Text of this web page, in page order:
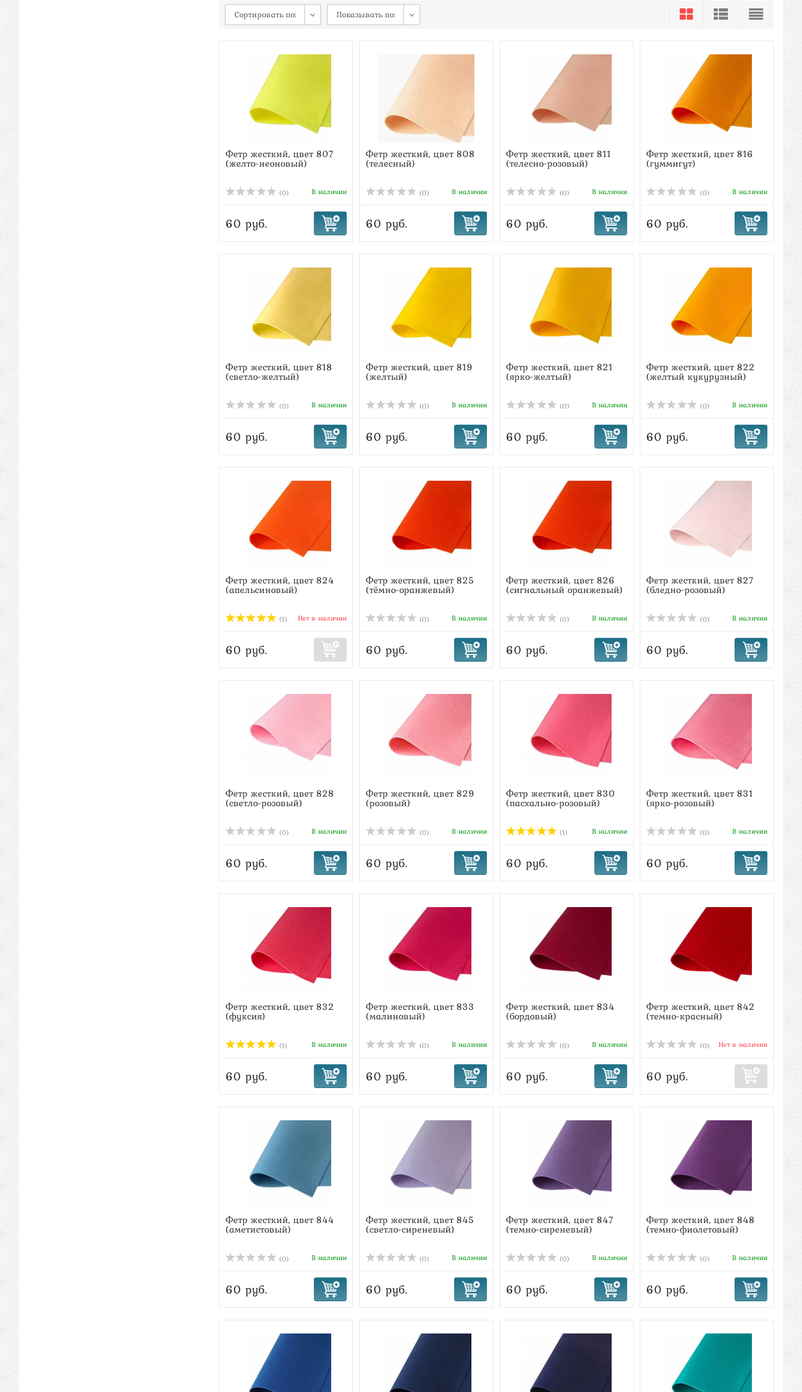
Сортировать по: Показывать по:
Фетр жесткий, цвет 807
(желто-неоновый)
(0) В наличии
60 руб.
Фетр жесткий, цвет 808
(телесный)
(0) В наличии
60 руб.
Фетр жесткий, цвет 811
(телесно-розовый)
(0) В наличии
60 руб.
Фетр жесткий, цвет 816
(гуммигут)
(0) В наличии
60 руб.
Фетр жесткий, цвет 818
(светло-желтый)
(0) В наличии
60 руб.
Фетр жесткий, цвет 819
(желтый)
(0) В наличии
60 руб.
Фетр жесткий, цвет 821
(ярко-желтый)
(0) В наличии
60 руб.
Фетр жесткий, цвет 822
(желтый кукурузный)
(0) В наличии
60 руб.
Фетр жесткий, цвет 824
(апельсиновый)
(1) Нет в наличии
60 руб.
Фетр жесткий, цвет 825
(тёмно-оранжевый)
(0) В наличии
60 руб.
Фетр жесткий, цвет 826
(сигнальный оранжевый)
(0) В наличии
60 руб.
Фетр жесткий, цвет 827
(бледно-розовый)
(0) В наличии
60 руб.
Фетр жесткий, цвет 828
(светло-розовый)
(0) В наличии
60 руб.
Фетр жесткий, цвет 829
(розовый)
(0) В наличии
60 руб.
Фетр жесткий, цвет 830
(пасхально-розовый)
(1) В наличии
60 руб.
Фетр жесткий, цвет 831
(ярко-розовый)
(0) В наличии
60 руб.
Фетр жесткий, цвет 832
(фуксия)
(1) В наличии
60 руб.
Фетр жесткий, цвет 833
(малиновый)
(0) В наличии
60 руб.
Фетр жесткий, цвет 834
(бордовый)
(0) В наличии
60 руб.
Фетр жесткий, цвет 842
(темно-красный)
(0) Нет в наличии
60 руб.
Фетр жесткий, цвет 844
(аметистовый)
(0) В наличии
60 руб.
Фетр жесткий, цвет 845
(светло-сиреневый)
(0) В наличии
60 руб.
Фетр жесткий, цвет 847
(темно-сиреневый)
(0) В наличии
60 руб.
Фетр жесткий, цвет 848
(темно-фиолетовый)
(0) В наличии
60 руб.